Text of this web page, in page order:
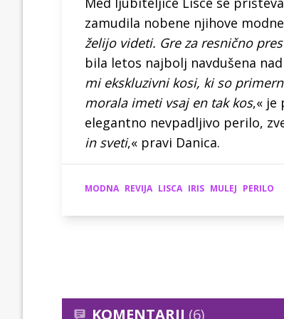
zamudila nobene njihove
želijo videti. Gre za resnično
bila letos najbolj navdušena
mi ekskluzivni kosi, ki so
morala imeti vsaj en tak kos,« je
elegantno nevpadljivo perilo,
in sveti,« pravi Danica.
MODNA REVIJA LISCA IRIS MULEJ PERILO
KOMENTARJI (6)